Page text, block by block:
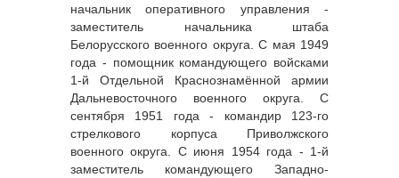
начальник оперативного управления -
заместитель начальника штаба
Белорусского военного округа. С мая 1949
года - помощник командующего войсками
1-й Отдельной Краснознамённой армии
Дальневосточного военного округа. С
сентября 1951 года - командир 123-го
стрелкового корпуса Приволжского
военного округа. С июня 1954 года - 1-й
заместитель командующего Западно-